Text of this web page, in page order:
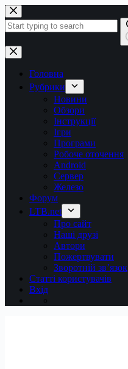
Перейти
до
вмісту
Немає
результатів
Головна
Рубрики
Новини
Обзори
Інструкції
Ігри
Програми
Робоче оточення
Android
Сервер
Железо
Форум
LTB.net
Про сайт
Наші друзі
Автори
Пожертвувати
Зворотній зв’язок
Статті користувачів
Вхід